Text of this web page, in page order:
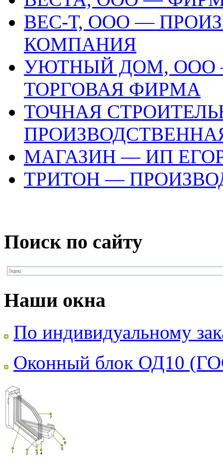
ВЕС-Т, ООО —
КОМПАНИЯ
УЮТНЫЙ ДОМ, ООО
ТОРГОВАЯ ФИРМА
ТОЧНАЯ
МАГАЗИН — ИП
ТРИТОН —
Поиск по сайту
Наши окна
По индивидуальному
Оконный блок ОД10